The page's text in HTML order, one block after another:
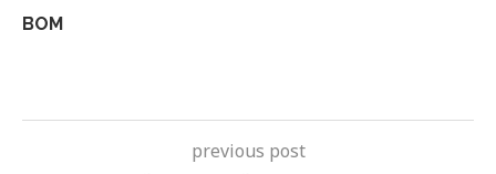
BOM
previous post